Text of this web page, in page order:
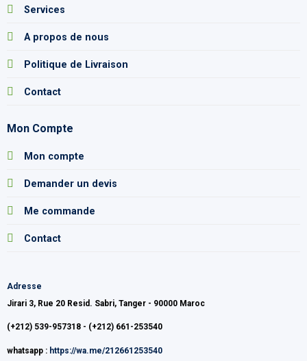
Services
A propos de nous
Politique de Livraison
Contact
Mon Compte
Mon compte
Demander un devis
Me commande
Contact
Adresse
Jirari 3, Rue 20 Resid. Sabri, Tanger - 90000 Maroc
(+212) 539-957318 - (+212) 661-253540
whatsapp : https://wa.me/212661253540